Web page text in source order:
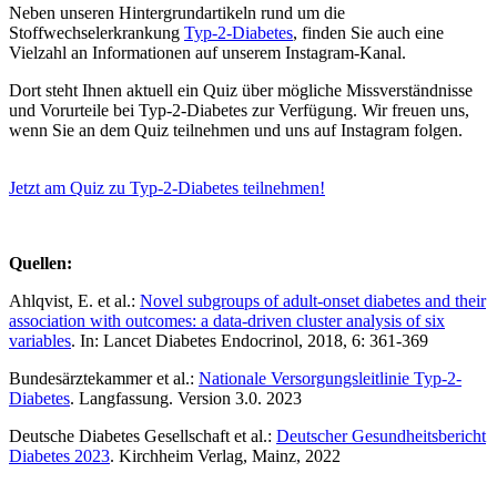
Neben unseren Hintergrundartikeln rund um die
Stoffwechselerkrankung Typ-2-Diabetes, finden Sie auch eine
Vielzahl an Informationen auf unserem Instagram-Kanal.
Dort steht Ihnen aktuell ein Quiz über mögliche Missverständnisse
und Vorurteile bei Typ-2-Diabetes zur Verfügung. Wir freuen uns,
wenn Sie an dem Quiz teilnehmen und uns auf Instagram folgen.
Jetzt am Quiz zu Typ-2-Diabetes teilnehmen!
Quellen:
Ahlqvist, E. et al.: Novel subgroups of adult-onset diabetes and their
association with outcomes: a data-driven cluster analysis of six
variables. In: Lancet Diabetes Endocrinol, 2018, 6: 361-369
Bundesärztekammer et al.: Nationale Versorgungsleitlinie Typ-2-
Diabetes. Langfassung. Version 3.0. 2023
Deutsche Diabetes Gesellschaft et al.: Deutscher Gesundheitsbericht
Diabetes 2023. Kirchheim Verlag, Mainz, 2022